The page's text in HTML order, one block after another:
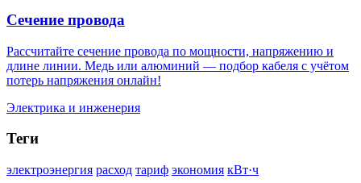
Сечение провода
Рассчитайте сечение провода по мощности, напряжению и
длине линии. Медь или алюминий — подбор кабеля с учётом
потерь напряжения онлайн!
Электрика и инженерия
Теги
электроэнергия расход тариф экономия кВт·ч